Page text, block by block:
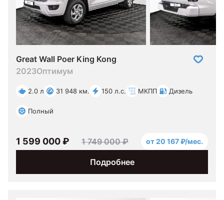
Great Wall Poer King Kong
2023Оптимум
2.0 л 31 948 км. 150 л.с. МКПП Дизель
Полный
Подробнее
1 599 000 ₽ 1 749 000 ₽ от 20 167 ₽/мес.